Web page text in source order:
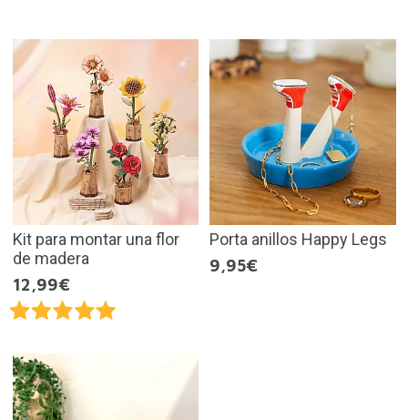
Kit para montar una flor
de madera
12,99€
Porta anillos Happy Legs
9,95€